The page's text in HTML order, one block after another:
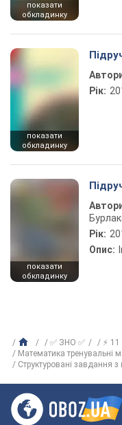
показати
обкладинку
показати
обкладинку
Рік:
показати
обкладинку
Рік:
Опис:
✅ ЗНО ✅ ⚡ 11
Математика тренувальні
Структуровані завдання